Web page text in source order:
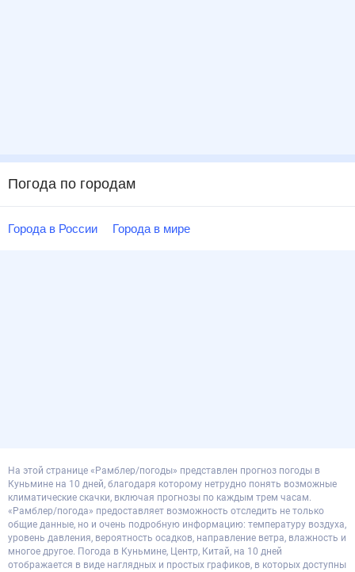
Погода по городам
Города в России Города в мире
На этой странице «Рамблер/погоды» представлен прогноз погоды в
Куньмине на 10 дней, благодаря которому нетрудно понять возможные
климатические скачки, включая прогнозы по каждым трем часам.
«Рамблер/погода» предоставляет возможность отследить не только
общие данные, но и очень подробную информацию: температуру воздуха,
уровень давления, вероятность осадков, направление ветра, влажность и
многое другое. Погода в Куньмине, Центр, Китай, на 10 дней
отображается в виде наглядных и простых графиков, в которых доступны